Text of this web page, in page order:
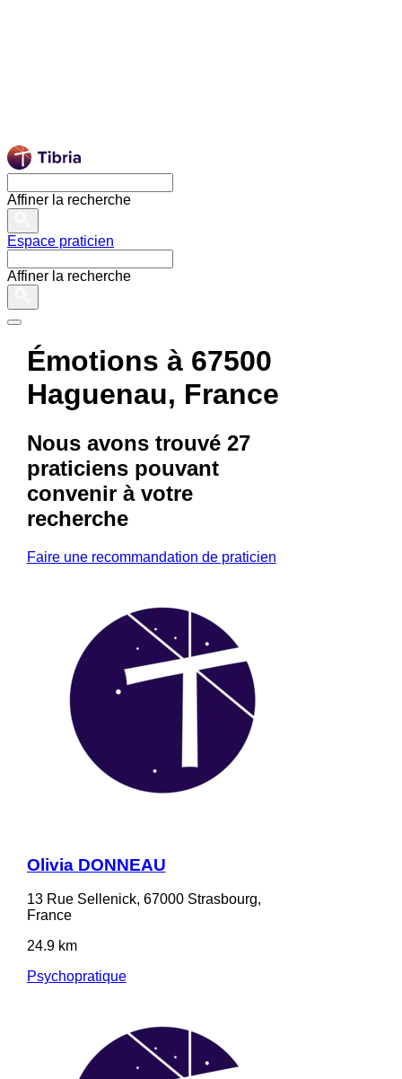
Affiner la recherche
Espace praticien
Affiner la recherche
Émotions à 67500
Haguenau, France
Nous avons trouvé 27
praticienspouvant
convenir à votre
recherche
Faire une recommandation de praticien
Olivia DONNEAU
13 Rue Sellenick, 67000 Strasbourg,
France
24.9 km
Psychopratique